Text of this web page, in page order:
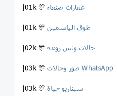
|01k 🎊عقارات صنعاء
|01k 🎊طوق الياسمين
|02k 🎊حالات وتس روعه
|03k 🎊 صور وحالات WhatsApp
|03k 🎊سيناريو حياة